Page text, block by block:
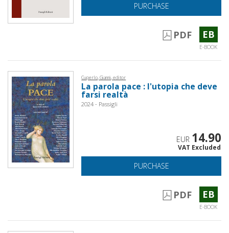
PURCHASE
PDF EB
E-BOOK
Cuperlo, Gianni, editor
La parola pace : l'utopia che deve
farsi realtà
2024 - Passigli
EUR 14.90
VAT Excluded
PURCHASE
PDF EB
E-BOOK